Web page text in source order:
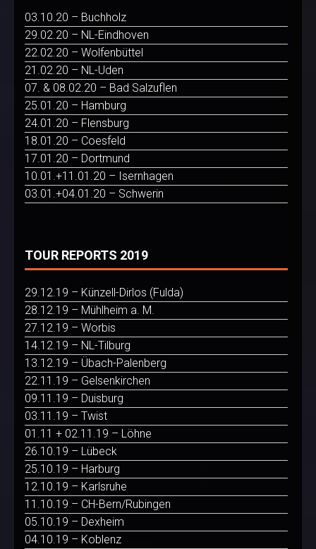
03.10.20 – Buchholz
29.02.20 – NL-Eindhoven
22.02.20 – Wolfenbüttel
21.02.20 – NL-Uden
07. & 08.02.20 – Bad Salzuflen
25.01.20 – Hamburg
24.01.20 – Flensburg
18.01.20 – Coesfeld
17.01.20 – Dortmund
10.01.+11.01.20 – Isernhagen
03.01.+04.01.20 – Schwerin
TOUR REPORTS 2019
29.12.19 – Künzell-Dirlos (Fulda)
28.12.19 – Mühlheim a. M.
27.12.19 – Worbis
14.12.19 – NL-Tilburg
13.12.19 – Übach-Palenberg
22.11.19 – Gelsenkirchen
09.11.19 – Duisburg
03.11.19 – Twist
01.11 + 02.11.19 – Löhne
26.10.19 – Lübeck
25.10.19 – Harburg
12.10.19 – Karlsruhe
11.10.19 – CH-Bern/Rubingen
05.10.19 – Dexheim
04.10.19 – Koblenz